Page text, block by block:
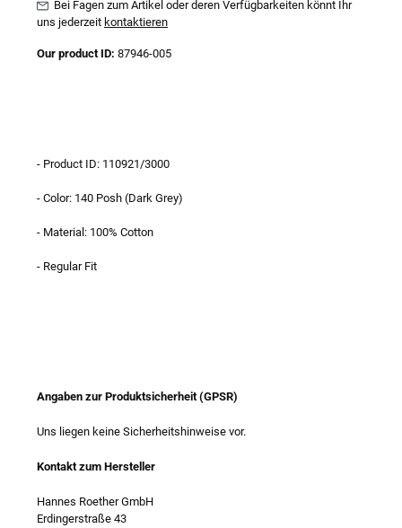
Bei Fagen zum Artikel oder deren Verfügbarkeiten könnt Ihr
uns jederzeit kontaktieren
Our product ID: 87946-005
- Product ID: 110921/3000
- Color: 140 Posh (Dark Grey)
- Material: 100% Cotton
- Regular Fit
Angaben zur Produktsicherheit (GPSR)
Uns liegen keine Sicherheitshinweise vor.
Kontakt zum Hersteller
Hannes Roether GmbH
Erdingerstraße 43